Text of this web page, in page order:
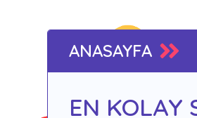
ANASAYFA
EN KOLAY